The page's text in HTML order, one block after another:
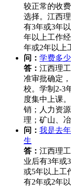
较正常的收
选择。江西
有3年或3年
年以上工作
年或2年以上
问： 学费多少
答： 江西理
准审批确定
校。学制2-3
度集中上课
销；人力资
理；矿山、
问： 我是去
生
答： 江西理
业后有3年或
或5年以上工
有2年或2年